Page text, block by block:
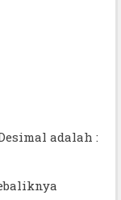
adalah :